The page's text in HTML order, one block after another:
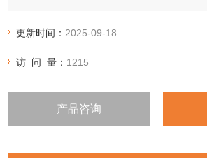
更新时间： 2025-09-18
访 问 量： 1215
产品咨询